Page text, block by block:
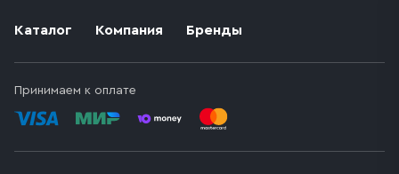
Каталог Компания Бренды
Принимаем к оплате